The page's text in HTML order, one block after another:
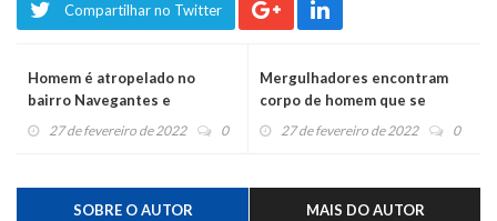
Compartilhar no Twitter
Homem é atropelado no
bairro Navegantes e
motorista foge
27 de fevereiro de 2022 0
Mergulhadores encontram
corpo de homem que se
afogou no Caí
27 de fevereiro de 2022 0
SOBRE O AUTOR MAIS DO AUTOR